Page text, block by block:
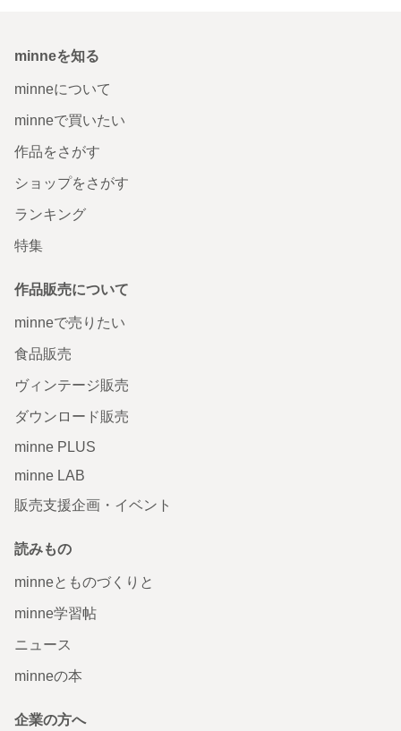
minneを知る
minneについて
minneで買いたい
作品をさがす
ショップをさがす
ランキング
特集
作品販売について
minneで売りたい
食品販売
ヴィンテージ販売
ダウンロード販売
minne PLUS
minne LAB
販売支援企画・イベント
読みもの
minneとものづくりと
minne学習帖
ニュース
minneの本
企業の方へ